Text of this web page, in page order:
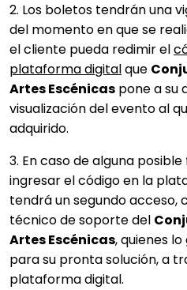
2. Los boletos tendrán una
del momento en que se
el cliente pueda redimir el
plataforma digitalque
Artes Escénicas pone a su
visualización del evento al
adquirido.
3. En caso de alguna
ingresar el código en la
tendrá un segundo acceso,
técnico de soporte del
Artes Escénicas, quienes
para su pronta solución, a
plataforma digital.